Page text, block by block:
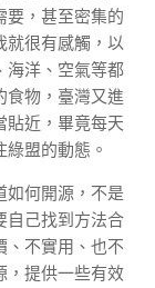
要，甚至密集的
就很有感觸，以
海洋、空氣等都
食物，臺灣又進
貼近，畢竟每天
盟的動態。
如何開源 ，不是
自己找到方法合
、不實用、也不
，提供一些有效